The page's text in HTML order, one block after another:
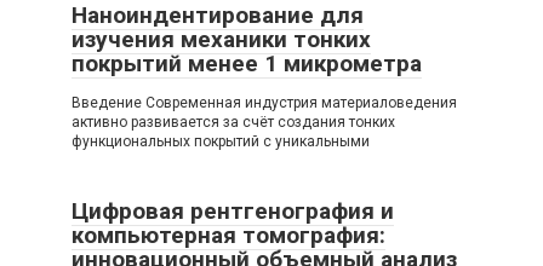
Наноиндентирование для
изучения механики тонких
покрытий менее 1 микрометра
Введение Современная индустрия материаловедения
активно развивается за счёт создания тонких
функциональных покрытий с уникальными
Цифровая рентгенография и
компьютерная томография:
инновационный объемный анализ